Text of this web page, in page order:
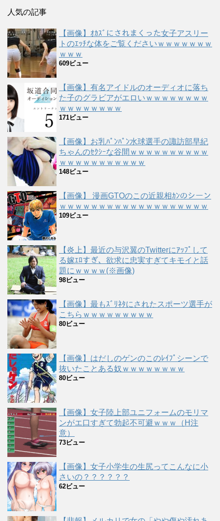
人気の記事
【画像】ｵｶｽﾞにされまくった女子アスリー
トのｴｯﾁな体をご覧くださいｗｗｗｗｗｗｗ
ｗｗｗ
609ビュー
【画像】有名アイドルのオーディオに落ち
た子のグラビアがエロいｗｗｗｗｗｗｗｗ
ｗｗｗｗｗｗｗｗ
171ビュー
【画像】お乳ﾊﾟﾝﾊﾟﾝ水球選手の諏訪部早紀
ちゃんのｾｸｼｰな谷間ｗｗｗｗｗｗｗｗｗｗ
ｗｗｗｗｗｗｗｗｗｗｗ
148ビュー
【画像】 漫画GTOのこの近親相ｶﾝのシーン
ｗｗｗｗｗｗｗｗｗｗｗｗｗｗｗｗｗｗｗ
109ビュー
【炎上】最近の与沢翼のTwitterにｱｯﾌﾟして
る嫁ｴﾛすぎ、欲求に忠実すぎてキモイと話
題にｗｗｗｗ(※画像)
98ビュー
【画像】最もｽﾞﾘﾈﾀにされたスポーツ選手が
こちらｗｗｗｗｗｗｗｗｗ
80ビュー
【画像】はだしのゲンのこのﾚｲﾌﾟシーンで
抜いたことある奴ｗｗｗｗｗｗｗｗ
80ビュー
【画像】女子陸上部ユニフォームのモリマ
ンがエ口すぎて勃起不可避ｗｗｗ（H注
意）
73ビュー
【画像】女子小学生の生尻ってこんなに小
さいの？？？？？？
62ビュー